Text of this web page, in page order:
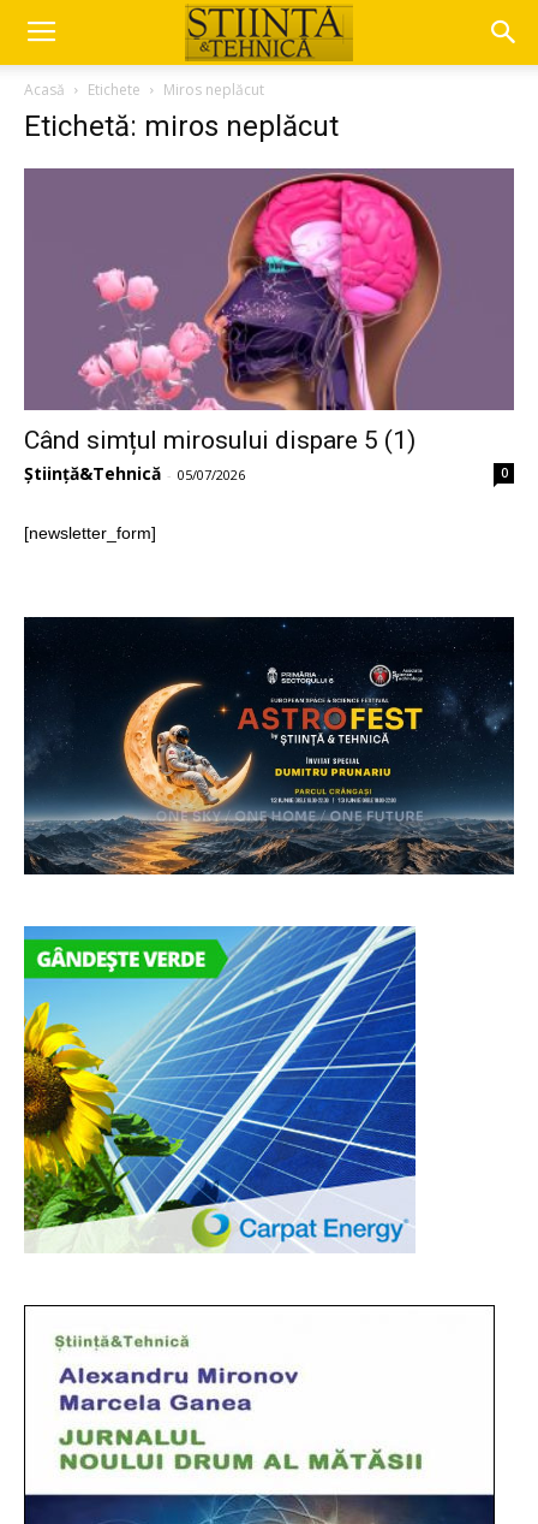
Acasă Etichete Miros neplăcut
Etichetă: miros neplăcut
Când simțul mirosului dispare 5 (1)
Știință&Tehnică - 05/07/2026 0
[newsletter_form]